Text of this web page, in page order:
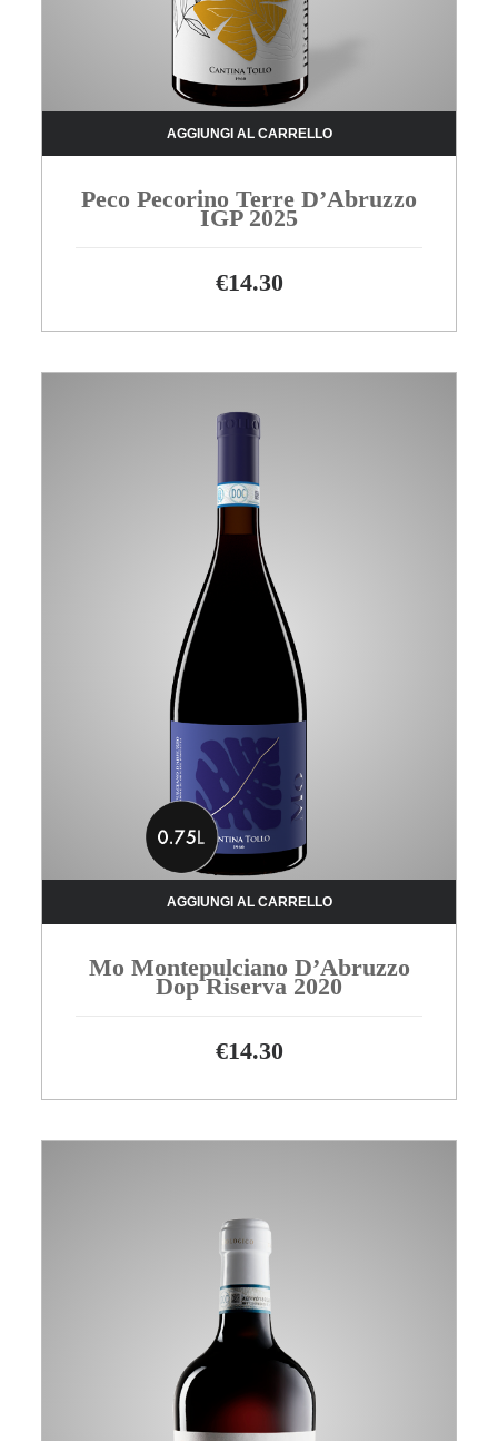
AGGIUNGI AL CARRELLO
Peco Pecorino Terre D’Abruzzo
IGP 2025
€14.30
AGGIUNGI AL CARRELLO
Mo Montepulciano D’Abruzzo
Dop Riserva 2020
€14.30